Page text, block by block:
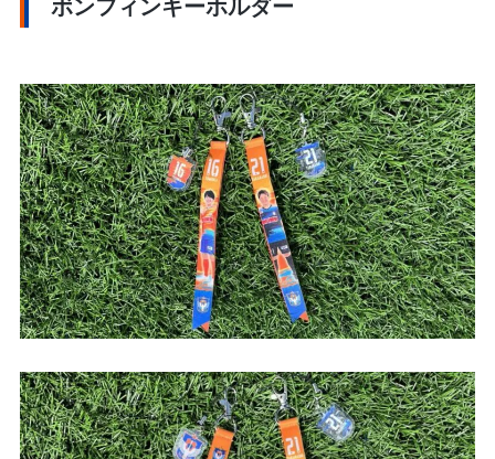
ボンフィンキーホルダー